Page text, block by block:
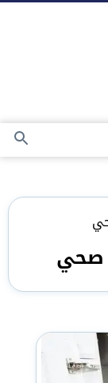
بحث
صحي